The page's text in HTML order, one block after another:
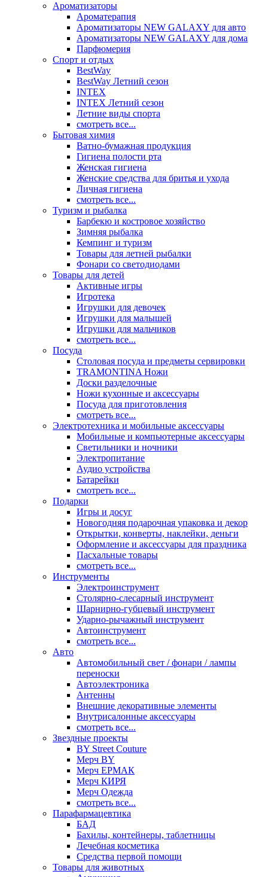
Ароматизаторы
Ароматерапия
Ароматизаторы NEW GALAXY для авто
Ароматизаторы NEW GALAXY для дома
Парфюмерия
Спорт и отдых
BestWay
BestWay Летний сезон
INTEX
INTEX Летний сезон
Летние виды спорта
смотреть все...
Бытовая химия
Ватно-бумажная продукция
Гигиена полости рта
Женская гигиена
Женские средства для бритья и ухода
Личная гигиена
смотреть все...
Туризм и рыбалка
Барбекю и костровое хозяйство
Зимняя рыбалка
Кемпинг и туризм
Товары для летней рыбалки
Фонари со светодиодами
Товары для детей
Активные игры
Игротека
Игрушки для девочек
Игрушки для малышей
Игрушки для мальчиков
смотреть все...
Посуда
Столовая посуда и предметы сервировки
TRAMONTINA Ножи
Доски разделочные
Ножи кухонные и аксессуары
Посуда для приготовления
смотреть все...
Электротехника и мобильные аксессуары
Мобильные и компьютерные аксессуары
Светильники и ночники
Электропитание
Аудио устройства
Батарейки
смотреть все...
Подарки
Игры и досуг
Новогодняя подарочная упаковка и декор
Открытки, конверты, наклейки, деньги
Оформление и аксессуары для праздника
Пасхальные товары
смотреть все...
Инструменты
Электроинструмент
Столярно-слесарный инструмент
Шарнирно-губцевый инструмент
Ударно-рычажный инструмент
Автоинструмент
смотреть все...
Авто
Автомобильный свет / фонари / лампы
переноски
Автоэлектроника
Антенны
Внешние декоративные элементы
Внутрисалонные аксессуары
смотреть все...
Звездные проекты
BY Street Couture
Мерч BY
Мерч ЕРМАК
Мерч КИРЯ
Мерч Одежда
смотреть все...
Парафармацевтика
БАД
Бахилы, контейнеры, таблетницы
Лечебная косметика
Средства первой помощи
Товары для животных